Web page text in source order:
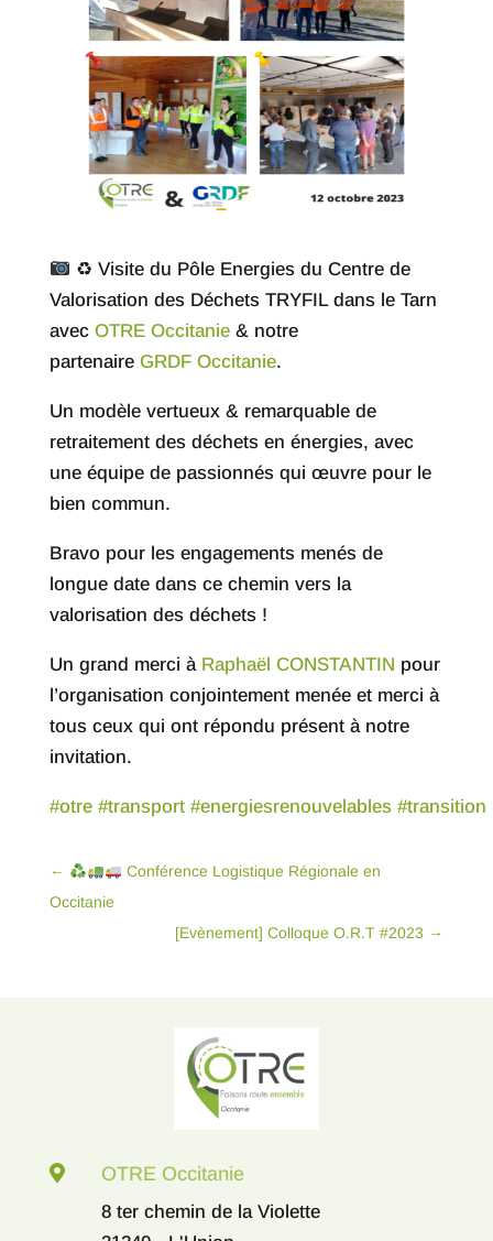
♻ Visite du Pôle Energies du Centre de
Valorisation des Déchets TRYFIL dans le Tarn
avec OTRE Occitanie& notre
partenaire GRDF Occitanie.
Un modèle vertueux & remarquable de
retraitement des déchets en énergies, avec
une équipe de passionnés qui œuvre pour le
bien commun.
Bravo pour les engagements menés de
longue date dans ce chemin vers la
valorisation des déchets !
Un grand merci à Raphaël CONSTANTIN pour
l’organisation conjointement menée et merci à
tous ceux qui ont répondu présent à notre
invitation.
#otre #transport #energiesrenouvelables #transition
←
Conférence Logistique Régionale en
Occitanie
[Evènement] Colloque O.R.T #2023 →
 OTRE Occitanie
8 ter chemin de la Violette